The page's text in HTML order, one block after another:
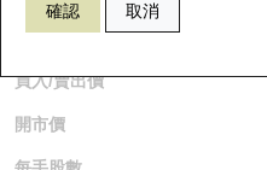
確認 取消
$0.27 即時
買入/賣出價
開市價
認股證到期結算價查詢
認股證分析儀
認股證速算機
正股牛熊證列表
新發行瑞銀牛熊證
已收回牛熊證剩餘價值
資金流
街貨統計
三十大平均引伸波幅
國指成份股
科指成份股
相關資產沽空
認股證投資者教育
牛熊證投資者教育
認股證牛熊證常問問題